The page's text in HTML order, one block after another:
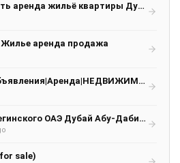
ОАЭ недвижимость аренда жильё квартиры Дубай Шарджа Абу-Даби
аренда продажа
АБУ-ДАБИ Чат Объявления|Аренда|НЕДВИЖИМОСТЬ
🇦🇪 Недвижка Негинского ОАЭ Дубай Абу-Даби | Недвижимость Андрей Негинский Dubai Дубай Эмираты
sale)